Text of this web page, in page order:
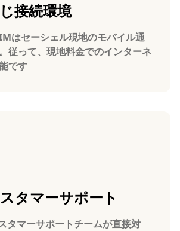
接続環境
はセーシェル現地のモバイル通
従って、現地料金でのインターネ
です
タマーサポート
タマーサポートチームが直接対